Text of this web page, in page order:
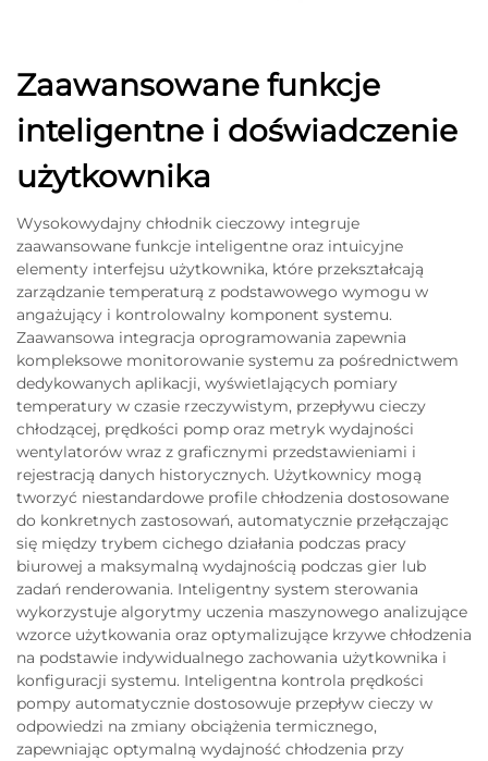
Zaawansowane funkcje
inteligentne i doświadczenie
użytkownika
Wysokowydajny chłodnik cieczowy integruje
zaawansowane funkcje inteligentne oraz intuicyjne
elementy interfejsu użytkownika, które przekształcają
zarządzanie temperaturą z podstawowego wymogu w
angażujący i kontrolowalny komponent systemu.
Zaawansowa integracja oprogramowania zapewnia
kompleksowe monitorowanie systemu za pośrednictwem
dedykowanych aplikacji, wyświetlających pomiary
temperatury w czasie rzeczywistym, przepływu cieczy
chłodzącej, prędkości pomp oraz metryk wydajności
wentylatorów wraz z graficznymi przedstawieniami i
rejestracją danych historycznych. Użytkownicy mogą
tworzyć niestandardowe profile chłodzenia dostosowane
do konkretnych zastosowań, automatycznie przełączając
się między trybem cichego działania podczas pracy
biurowej a maksymalną wydajnością podczas gier lub
zadań renderowania. Inteligentny system sterowania
wykorzystuje algorytmy uczenia maszynowego analizujące
wzorce użytkowania oraz optymalizujące krzywe chłodzenia
na podstawie indywidualnego zachowania użytkownika i
konfiguracji systemu. Inteligentna kontrola prędkości
pompy automatycznie dostosowuje przepływ cieczy w
odpowiedzi na zmiany obciążenia termicznego,
zapewniając optymalną wydajność chłodzenia przy